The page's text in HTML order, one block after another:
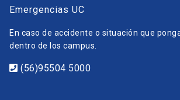
Emergencias UC
En caso de accidente o situación que
dentro de los campus.
(56)95504 5000